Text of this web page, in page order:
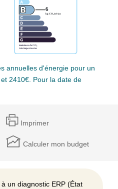
annuelles d'énergie pour un
2410€. Pour la date de
Imprimer
Calculer mon budget
un diagnostic ERP (État